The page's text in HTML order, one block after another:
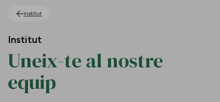
Institut
Institut
Uneix-te al nostre
equip